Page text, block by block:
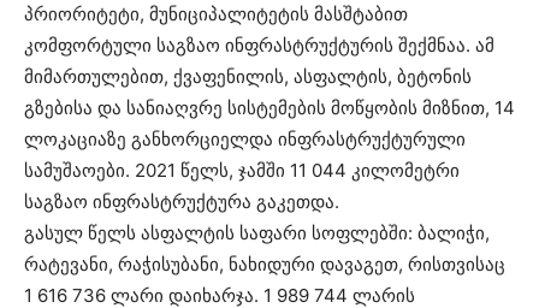
პრიორიტეტი, მუნიციპალიტეტის მასშტაბით
კომფორტული საგზაო ინფრასტრუქტურის შექმნაა. ამ
მიმართულებით, ქვაფენილის, ასფალტის, ბეტონის
გზებისა და სანიაღვრე სისტემების მოწყობის მიზნით, 14
ლოკაციაზე განხორციელდა ინფრასტრუქტურული
სამუშაოები. 2021 წელს, ჯამში 11 044 კილომეტრი
საგზაო ინფრასტრუქტურა გაკეთდა.
გასულ წელს ასფალტის საფარი სოფლებში: ბალიჭი,
რატევანი, რაჭისუბანი, ნახიდური დავაგეთ, რისთვისაც
1 616 736 ლარი დაიხარჯა. 1 989 744 ლარის